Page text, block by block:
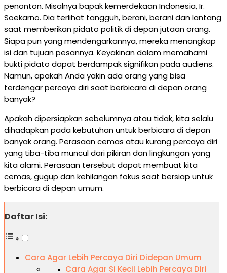
penonton. Misalnya bapak kemerdekaan Indonesia, Ir.
Soekarno. Dia terlihat tangguh, berani, berani dan lantang
saat memberikan pidato politik di depan jutaan orang.
Siapa pun yang mendengarkannya, mereka menangkap
isi dan tujuan pesannya. Keyakinan dalam memahami
bukti pidato dapat berdampak signifikan pada audiens.
Namun, apakah Anda yakin ada orang yang bisa
terdengar percaya diri saat berbicara di depan orang
banyak?
Apakah dipersiapkan sebelumnya atau tidak, kita selalu
dihadapkan pada kebutuhan untuk berbicara di depan
banyak orang. Perasaan cemas atau kurang percaya diri
yang tiba-tiba muncul dari pikiran dan lingkungan yang
kita alami. Perasaan tersebut dapat membuat kita
cemas, gugup dan kehilangan fokus saat bersiap untuk
berbicara di depan umum.
Daftar Isi:
Cara Agar Lebih Percaya Diri Didepan Umum
Cara Agar Si Kecil Lebih Percaya Diri